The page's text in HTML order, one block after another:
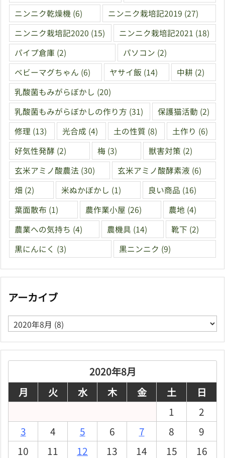
ニンニク乾燥機 (6) ニンニク栽培記2019 (27)
ニンニク栽培記2020 (15) ニンニク栽培記2021 (18)
パイプ倉庫 (2) パソコン (2)
ベビーマグちゃん (6) ヤサイ飯 (14) 中耕 (2)
乳酸菌もみがらぼかし (20)
乳酸菌もみがらぼかしの作り方 (31) 保護猫活動 (2)
修理 (13) 光合成 (4) 土の性質 (8) 土作り (6)
好気性発酵 (2) 梅 (3) 獣害対策 (2)
玄米アミノ酸農法 (30) 玄米アミノ酸酵素液 (6)
畑 (2) 米ぬかぼかし (1) 良い商品 (16)
葉面散布 (1) 農作業小屋 (26) 農地 (4)
農業への気持ち (4) 農機具 (14) 靴下 (2)
黒にんにく (3) 黒ニンニク (9)
アーカイブ
ア
ー
カ
2020年8月
月
火 水 木 金 土
日
1
2
3
4 5 6 7 8
9
10
11 12 13 14 15
16